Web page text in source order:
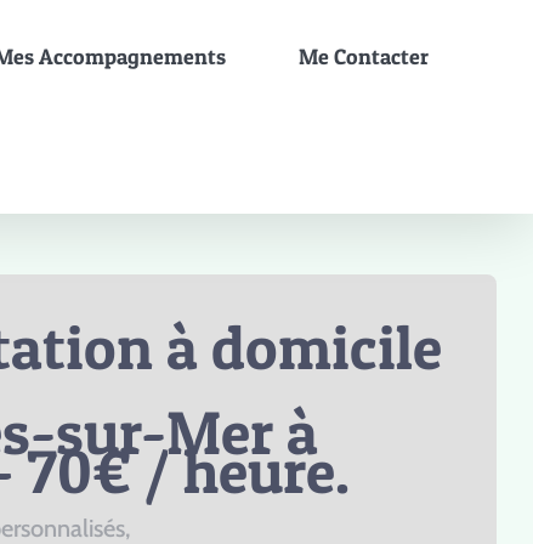
Accompagnements Me Contacter
à domicile
sur-Mer à
70€ / heure.